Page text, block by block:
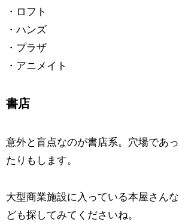
・ロフト
・ハンズ
・プラザ
・アニメイト
書店
意外と盲点なのが書店系。穴場であっ
たりもします。
大型商業施設に入っている本屋さんな
ども探してみてくださいね。